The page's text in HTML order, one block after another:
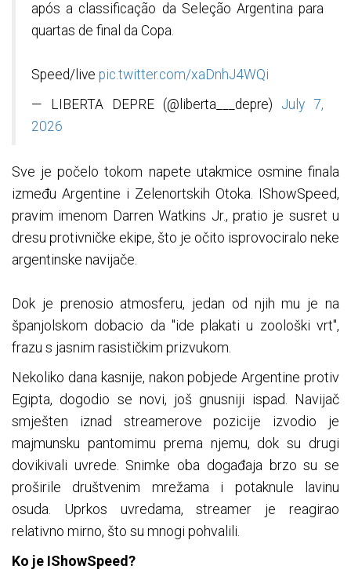
após a classificação da Seleção Argentina para
quartas de final da Copa.
Speed/live pic.twitter.com/xaDnhJ4WQi
— LIBERTA DEPRE (@liberta___depre) July 7,
2026
Sve je počelo tokom napete utakmice osmine finala
između Argentine i Zelenortskih Otoka. IShowSpeed,
pravim imenom Darren Watkins Jr., pratio je susret u
dresu protivničke ekipe, što je očito isprovociralo neke
argentinske navijače.
Dok je prenosio atmosferu, jedan od njih mu je na
španjolskom dobacio da "ide plakati u zoološki vrt",
frazu s jasnim rasističkim prizvukom.
Nekoliko dana kasnije, nakon pobjede Argentine protiv
Egipta, dogodio se novi, još gnusniji ispad. Navijač
smješten iznad streamerove pozicije izvodio je
majmunsku pantomimu prema njemu, dok su drugi
dovikivali uvrede. Snimke oba događaja brzo su se
proširile društvenim mrežama i potaknule lavinu
osuda. Uprkos uvredama, streamer je reagirao
relativno mirno, što su mnogi pohvalili.
Ko je IShowSpeed?